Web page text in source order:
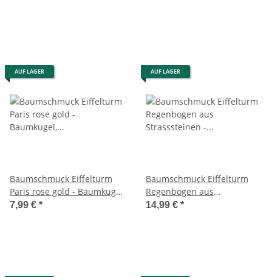
AUF LAGER
Baumschmuck Eiffelturm
Paris rose gold - Baumkugel,
Weihnachtsdeko,
7,99 € *
AUF LAGER
Baumschmuck Eiffelturm
Regenbogen aus
Strasssteinen - Paris -
14,99 € *